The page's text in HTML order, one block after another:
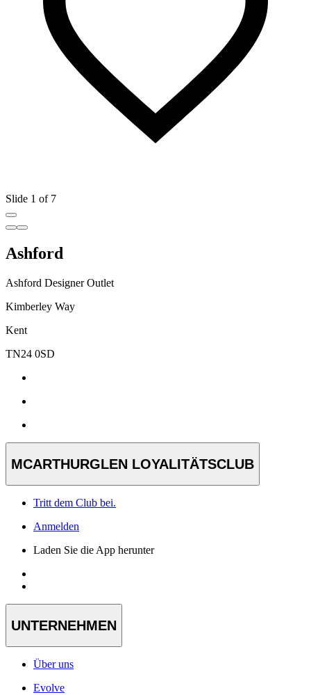
Slide 1 of 7
Ashford
Ashford Designer Outlet
Kimberley Way
Kent
TN24 0SD
MCARTHURGLEN LOYALITÄTSCLUB
Tritt dem Club bei.
Anmelden
Laden Sie die App herunter
UNTERNEHMEN
Über uns
Evolve